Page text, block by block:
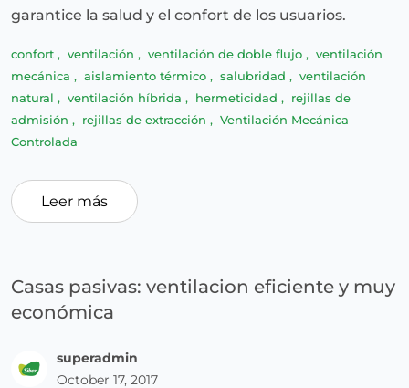
garantice la salud y el confort de los usuarios.
confort , ventilación , ventilación de doble flujo , ventilación
mecánica , aislamiento térmico , salubridad , ventilación
natural , ventilación híbrida , hermeticidad , rejillas de
admisión , rejillas de extracción , Ventilación Mecánica
Controlada
Leer más
Casas pasivas: ventilacion eficiente y muy
económica
superadmin
October 17, 2017